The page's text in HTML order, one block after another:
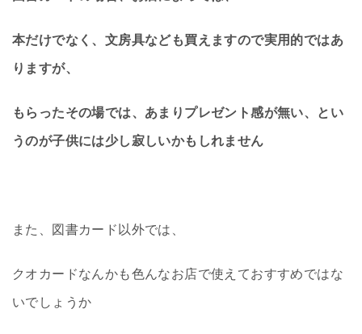
本だけでなく、文房具なども買えますので実用的ではあ
りますが、
もらったその場では、あまりプレゼント感が無い、とい
うのが子供には少し寂しいかもしれません
また、図書カード以外では、
クオカードなんかも色んなお店で使えておすすめではな
いでしょうか